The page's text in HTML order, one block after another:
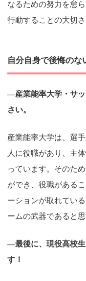
なるための努力を怠
行動することの大切
自分自身で後悔のな
―産業能率大学・サ
さい。
産業能率大学は、選
人に役職があり、主
っています。そのた
ができ、役職がある
ーションが取れてい
ームの武器であると思
―最後に、現役高校生
す！